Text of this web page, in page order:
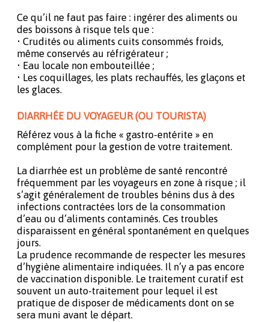
Ce qu’il ne faut pas faire : ingérer des aliments ou
des boissons à risque tels que :
• Crudités ou aliments cuits consommés froids,
même conservés au réfrigérateur ;
• Eau locale non embouteillée ;
• Les coquillages, les plats rechauffés, les glaçons et
les glaces.
DIARRHÉE DU VOYAGEUR (OU TOURISTA)
Référez vous à la fiche « gastro-entérite » en
complément pour la gestion de votre traitement.
La diarrhée est un problème de santé rencontré
fréquemment par les voyageurs en zone à risque ; il
s’agit généralement de troubles bénins dus à des
infections contractées lors de la consommation
d’eau ou d’aliments contaminés. Ces troubles
disparaissent en général spontanément en quelques
jours.
La prudence recommande de respecter les mesures
d’hygiène alimentaire indiquées. Il n’y a pas encore
de vaccination disponible. Le traitement curatif est
souvent un auto-traitement pour lequel il est
pratique de disposer de médicaments dont on se
sera muni avant le départ.